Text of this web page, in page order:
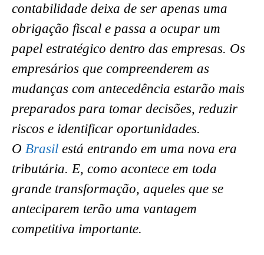
contabilidade deixa de ser apenas uma
obrigação fiscal e passa a ocupar um
papel estratégico dentro das empresas. Os
empresários que compreenderem as
mudanças com antecedência estarão mais
preparados para tomar decisões, reduzir
riscos e identificar oportunidades.
O Brasil está entrando em uma nova era
tributária. E, como acontece em toda
grande transformação, aqueles que se
anteciparem terão uma vantagem
competitiva importante.